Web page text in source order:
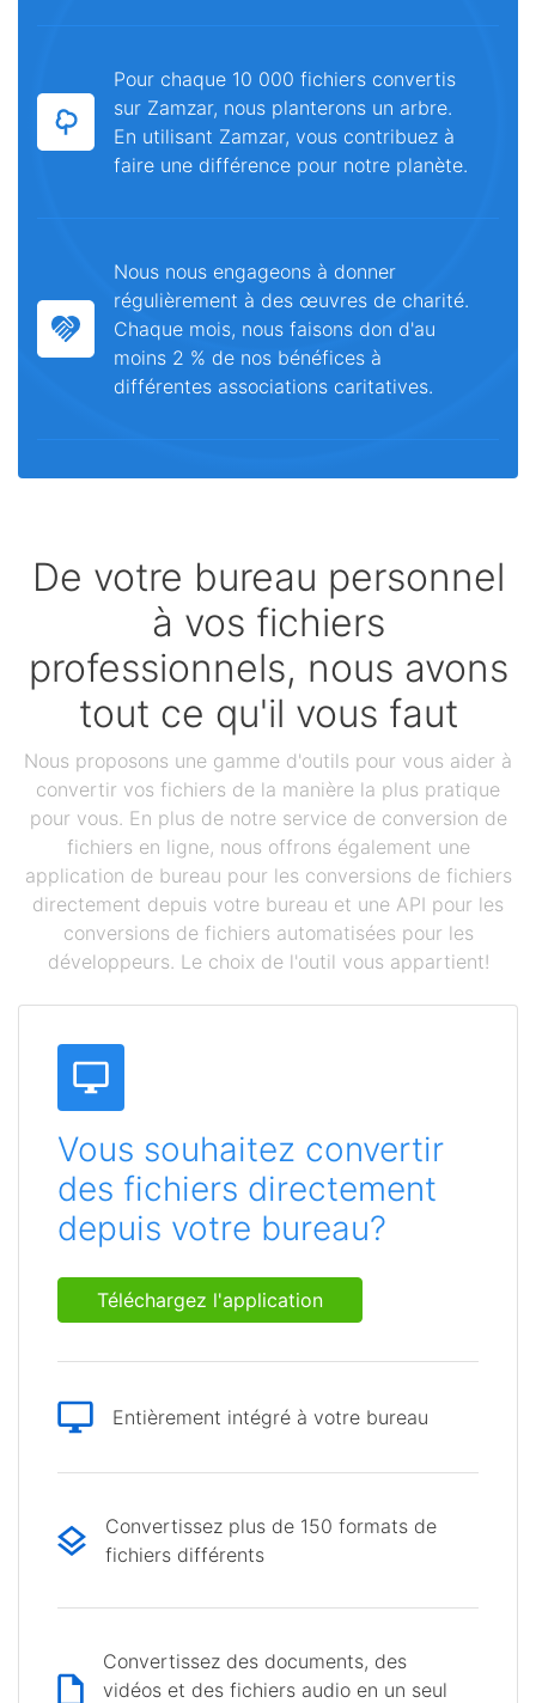
Pour chaque 10 000 fichiers convertis
sur Zamzar, nous planterons un arbre.
En utilisant Zamzar, vous contribuez à
faire une différence pour notre planète.
Nous nous engageons à donner
régulièrement à des œuvres de charité.
Chaque mois, nous faisons don d'au
moins 2 % de nos bénéfices à
différentes associations caritatives.
De votre bureau personnel
à vos fichiers
professionnels, nous avons
tout ce qu'il vous faut
Nous proposons une gamme d'outils pour vous aider à
convertir vos fichiers de la manière la plus pratique
pour vous. En plus de notre service de conversion de
fichiers en ligne, nous offrons également une
application de bureau pour les conversions de fichiers
directement depuis votre bureau et une API pour les
conversions de fichiers automatisées pour les
développeurs. Le choix de l'outil vous appartient!
Vous souhaitez convertir
des fichiers directement
depuis votre bureau?
Téléchargez l'application
Entièrement intégré à votre bureau
Convertissez plus de 150 formats de
fichiers différents
Convertissez des documents, des
vidéos et des fichiers audio en un seul